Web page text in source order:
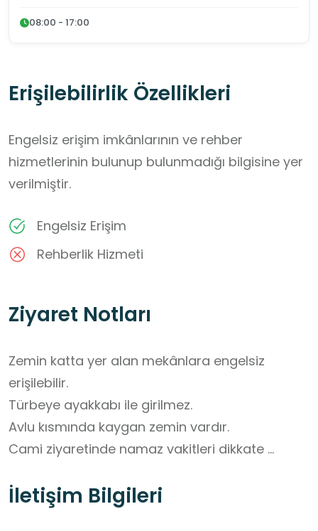
08:00 - 17:00
Erişilebilirlik Özellikleri
Engelsiz erişim imkânlarının ve rehber
hizmetlerinin bulunup bulunmadığı bilgisine yer
verilmiştir.
Engelsiz Erişim
Rehberlik Hizmeti
Ziyaret Notları
Zemin katta yer alan mekânlara engelsiz
erişilebilir.
Türbeye ayakkabı ile girilmez.
Avlu kısmında kaygan zemin vardır.
Cami ziyaretinde namaz vakitleri dikkate
İletişim Bilgileri